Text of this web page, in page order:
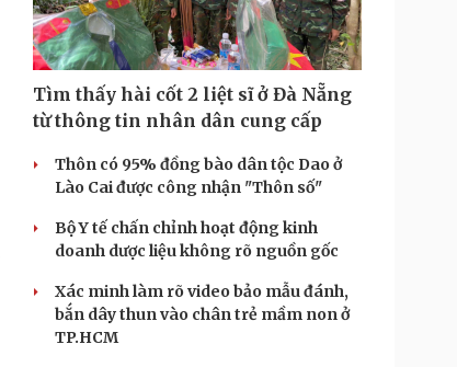
Tìm thấy hài cốt 2 liệt sĩ ở Đà Nẵng
từ thông tin nhân dân cung cấp
Thôn có 95% đồng bào dân tộc Dao ở
Lào Cai được công nhận "Thôn số"
Bộ Y tế chấn chỉnh hoạt động kinh
doanh dược liệu không rõ nguồn gốc
Xác minh làm rõ video bảo mẫu đánh,
bắn dây thun vào chân trẻ mầm non ở
TP.HCM